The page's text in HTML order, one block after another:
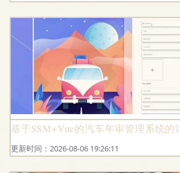
基于SSM+Vue的汽车年审管理系统
更新时间：2026-08-06 19:26:11